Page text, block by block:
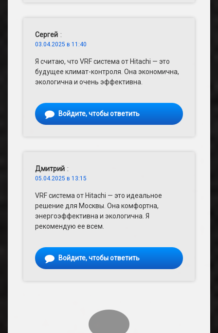
Сергей :
03.04.2025 в 11:40
Я считаю, что VRF система от Hitachi — это
будущее климат-контроля. Она экономична,
экологична и очень эффективна.
Войдите, чтобы ответить
Дмитрий :
05.04.2025 в 13:15
VRF система от Hitachi — это идеальное
решение для Москвы. Она комфортна,
энергоэффективна и экологична. Я
рекомендую ее всем.
Войдите, чтобы ответить